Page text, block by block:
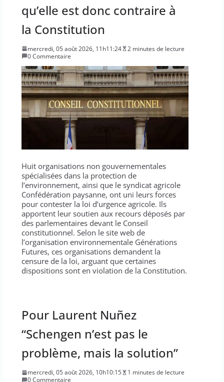
qu’elle est donc contraire à
la Constitution
mercredi, 05 août 2026, 11h11:24
2 minutes de lecture
0 Commentaire
Huit organisations non gouvernementales
spécialisées dans la protection de
l’environnement, ainsi que le syndicat agricole
Confédération paysanne, ont uni leurs forces
pour contester la loi d’urgence agricole. Ils
apportent leur soutien aux recours déposés par
des parlementaires devant le Conseil
constitutionnel. Selon le site web de
l’organisation environnementale Générations
Futures, ces organisations demandent la
censure de la loi, arguant que certaines
dispositions sont en violation de la Constitution.
Pour Laurent Nuñez
“Schengen n’est pas le
problème, mais la solution”
mercredi, 05 août 2026, 10h10:15
1 minutes de lecture
0 Commentaire